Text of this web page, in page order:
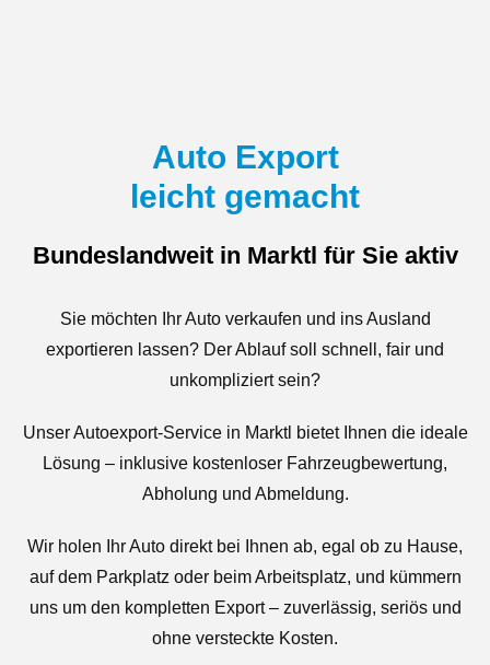
Auto Export
leicht gemacht
Bundeslandweit in Marktl für Sie aktiv
Sie möchten Ihr Auto verkaufen und ins Ausland
exportieren lassen? Der Ablauf soll schnell, fair und
unkompliziert sein?
Unser Autoexport-Service in Marktl bietet Ihnen die ideale
Lösung – inklusive kostenloser Fahrzeugbewertung,
Abholung und Abmeldung.
Wir holen Ihr Auto direkt bei Ihnen ab, egal ob zu Hause,
auf dem Parkplatz oder beim Arbeitsplatz, und kümmern
uns um den kompletten Export – zuverlässig, seriös und
ohne versteckte Kosten.